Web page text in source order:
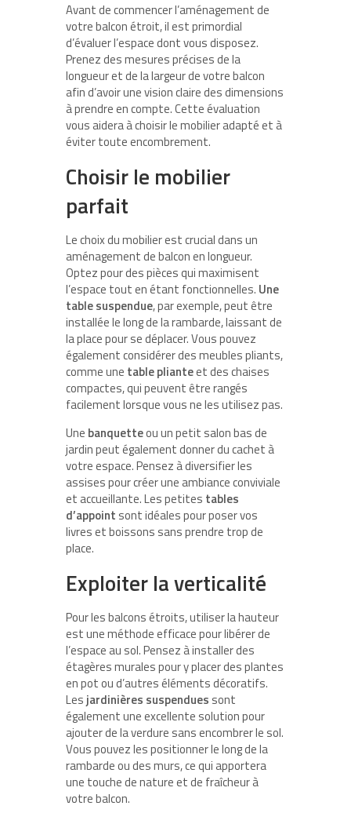
Avant de commencer l’aménagement de
votre balcon étroit, il est primordial
d’évaluer l’espace dont vous disposez.
Prenez des mesures précises de la
longueur et de la largeur de votre balcon
afin d’avoir une vision claire des dimensions
à prendre en compte. Cette évaluation
vous aidera à choisir le mobilier adapté et à
éviter toute encombrement.
Choisir le mobilier
parfait
Le choix du mobilier est crucial dans un
aménagement de balcon en longueur.
Optez pour des pièces qui maximisent
l’espace tout en étant fonctionnelles. Une
table suspendue, par exemple, peut être
installée le long de la rambarde, laissant de
la place pour se déplacer. Vous pouvez
également considérer des meubles pliants,
comme une table plianteet des chaises
compactes, qui peuvent être rangés
facilement lorsque vous ne les utilisez pas.
Une banquetteou un petit salon bas de
jardin peut également donner du cachet à
votre espace. Pensez à diversifier les
assises pour créer une ambiance conviviale
et accueillante. Les petites tables
d’appoint sont idéales pour poser vos
livres et boissons sans prendre trop de
place.
Exploiter la verticalité
Pour les balcons étroits, utiliser la hauteur
est une méthode efficace pour libérer de
l’espace au sol. Pensez à installer des
étagères murales pour y placer des plantes
en pot ou d’autres éléments décoratifs.
Les jardinières suspendues sont
également une excellente solution pour
ajouter de la verdure sans encombrer le sol.
Vous pouvez les positionner le long de la
rambarde ou des murs, ce qui apportera
une touche de nature et de fraîcheur à
votre balcon.